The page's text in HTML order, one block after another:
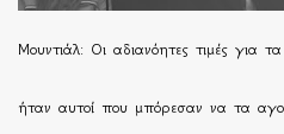
Μουντιάλ: Οι αδιανόητες τιμές για τα
ήταν αυτοί που μπόρεσαν να τα